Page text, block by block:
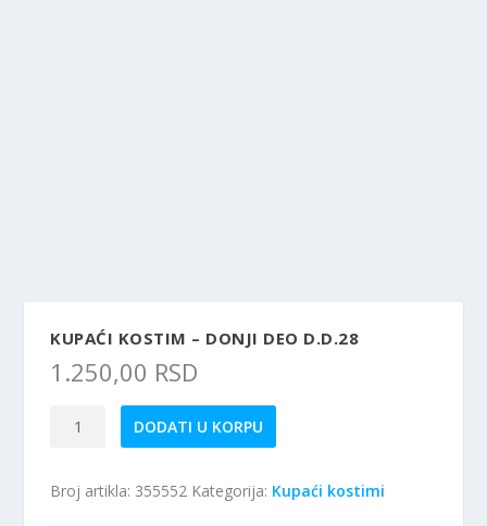
KUPAĆI KOSTIM – DONJI DEO D.D.28
1.250,00 RSD
Kupaći
donji
DODATI U KORPU
Broj artikla: 355552 Kategorija: Kupaći kostimi